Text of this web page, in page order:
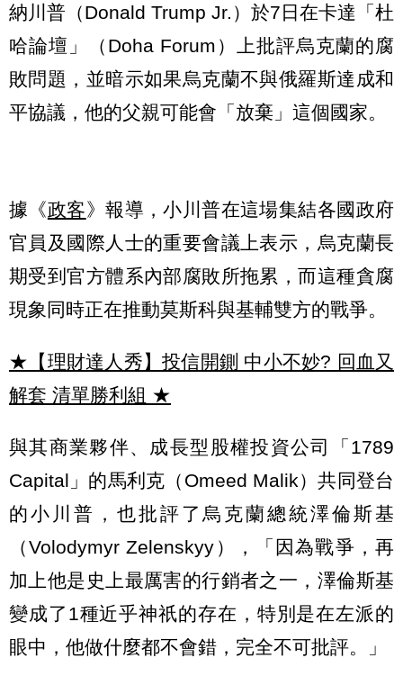
納川普（Donald Trump Jr.）於7日在卡達「杜
哈論壇」（Doha Forum）上批評烏克蘭的腐
敗問題，並暗示如果烏克蘭不與俄羅斯達成和
平協議，他的父親可能會「放棄」這個國家。
據《政客》報導，小川普在這場集結各國政府
官員及國際人士的重要會議上表示，烏克蘭長
期受到官方體系內部腐敗所拖累，而這種貪腐
現象同時正在推動莫斯科與基輔雙方的戰爭。
★【理財達人秀】投信開鍘 中小不妙? 回血又
解套 清單勝利組 ★
與其商業夥伴、成長型股權投資公司「1789
Capital」的馬利克（Omeed Malik）共同登台
的小川普，也批評了烏克蘭總統澤倫斯基
（Volodymyr Zelenskyy），「因為戰爭，再
加上他是史上最厲害的行銷者之一，澤倫斯基
變成了1種近乎神祇的存在，特別是在左派的
眼中，他做什麼都不會錯，完全不可批評。」